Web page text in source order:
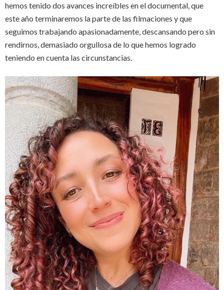
hemos tenido dos avances increíbles en el documental, que
este año terminaremos la parte de las filmaciones y que
seguimos trabajando apasionadamente, descansando pero sin
rendirnos, demasiado orgullosa de lo que hemos logrado
teniendo en cuenta las circunstancias.